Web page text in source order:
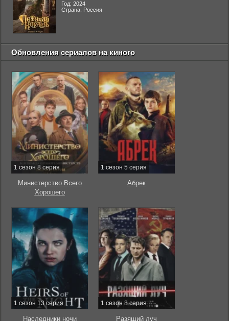
Год: 2024
Страна: Россия
Обновления сериалов на киного
1 сезон 8 серия
Министерство Всего
Хорошего
1 сезон 5 серия
Абрек
1 сезон 13 серия
Наследники ночи
1 сезон 8 серия
Разящий луч